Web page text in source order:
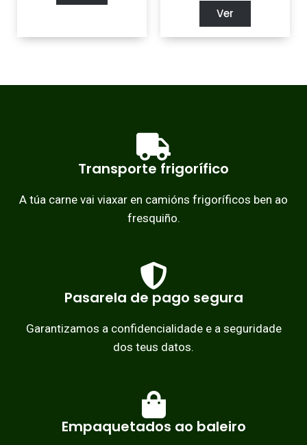
Ver
Transporte frigorífico
A túa carne vai viaxar en camións frigoríficos ben ao
fresquiño.
Pasarela de pago segura
Garantizamos a confidencialidade e a seguridade
dos teus datos.
Empaquetados ao baleiro